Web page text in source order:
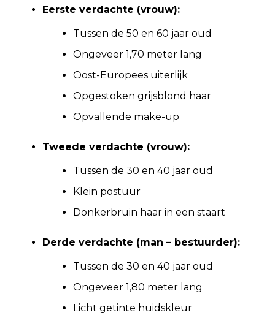
Eerste verdachte (vrouw):
Tussen de 50 en 60 jaar oud
Ongeveer 1,70 meter lang
Oost-Europees uiterlijk
Opgestoken grijsblond haar
Opvallende make-up
Tweede verdachte (vrouw):
Tussen de 30 en 40 jaar oud
Klein postuur
Donkerbruin haar in een staart
Derde verdachte (man – bestuurder):
Tussen de 30 en 40 jaar oud
Ongeveer 1,80 meter lang
Licht getinte huidskleur